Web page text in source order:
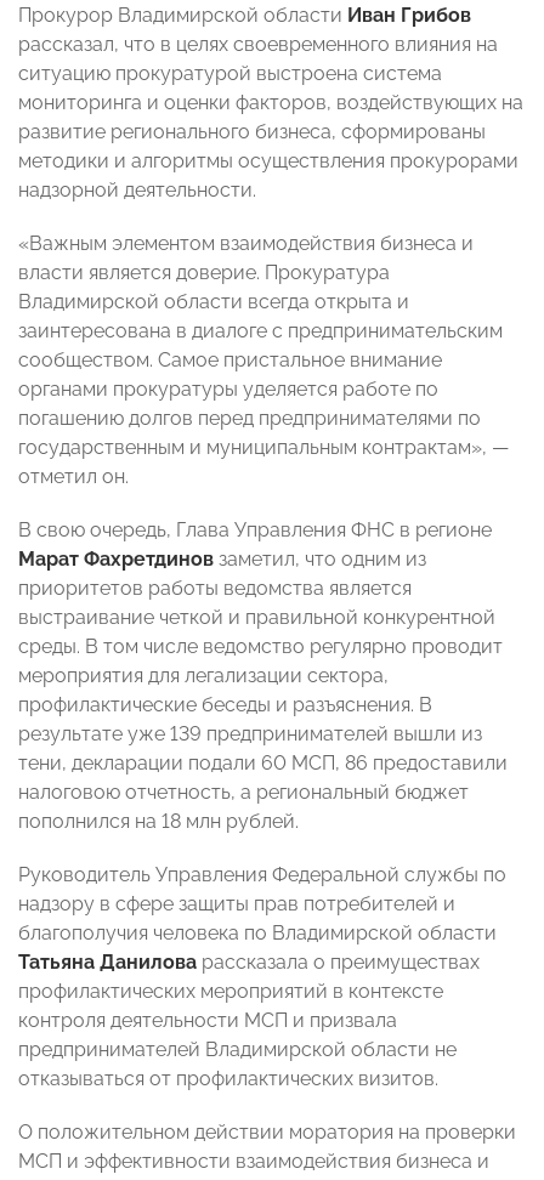
Прокурор Владимирской области Иван Грибов
рассказал, что в целях своевременного влияния на
ситуацию прокуратурой выстроена система
мониторинга и оценки факторов, воздействующих на
развитие регионального бизнеса, сформированы
методики и алгоритмы осуществления прокурорами
надзорной деятельности.
«Важным элементом взаимодействия бизнеса и
власти является доверие. Прокуратура
Владимирской области всегда открыта и
заинтересована в диалоге с предпринимательским
сообществом. Самое пристальное внимание
органами прокуратуры уделяется работе по
погашению долгов перед предпринимателями по
государственным и муниципальным контрактам», —
отметил он.
В свою очередь, Глава Управления ФНС в регионе
Марат Фахретдинов заметил, что одним из
приоритетов работы ведомства является
выстраивание четкой и правильной конкурентной
среды. В том числе ведомство регулярно проводит
мероприятия для легализации сектора,
профилактические беседы и разъяснения. В
результате уже 139 предпринимателей вышли из
тени, декларации подали 60 МСП, 86 предоставили
налоговою отчетность, а региональный бюджет
пополнился на 18 млн рублей.
Руководитель Управления Федеральной службы по
надзору в сфере защиты прав потребителей и
благополучия человека по Владимирской области
Татьяна Данилова рассказала о преимуществах
профилактических мероприятий в контексте
контроля деятельности МСП и призвала
предпринимателей Владимирской области не
отказываться от профилактических визитов.
О положительном действии моратория на проверки
МСП и эффективности взаимодействия бизнеса и